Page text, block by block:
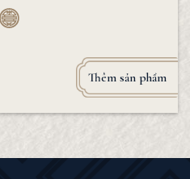
Thêm sản phẩm